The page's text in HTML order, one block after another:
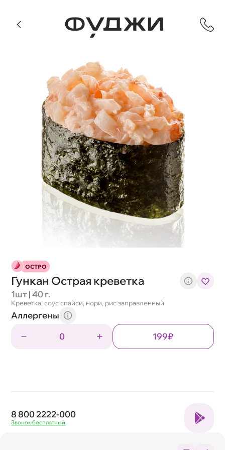
ОСТРО
Гункан Острая креветка
1шт | 40 г.
Креветка, соус спайси, нори, рис заправленный
Аллергены
0
199₽
8 800 2222-000
Звонок бесплатный